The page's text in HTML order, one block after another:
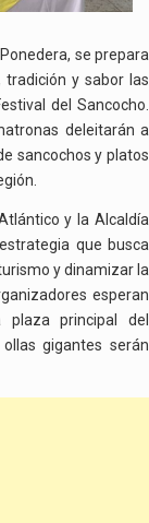
se prepara
y sabor las
del Sancocho.
deleitarán a
sancochos y platos
y la Alcaldía
que busca
y dinamizar la
esperan
principal del
gigantes serán